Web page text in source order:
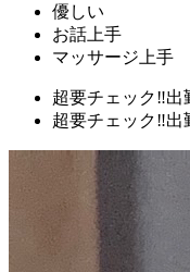
優しい
お話上手
マッサージ上手
超要チェック‼︎
超要チェック‼︎